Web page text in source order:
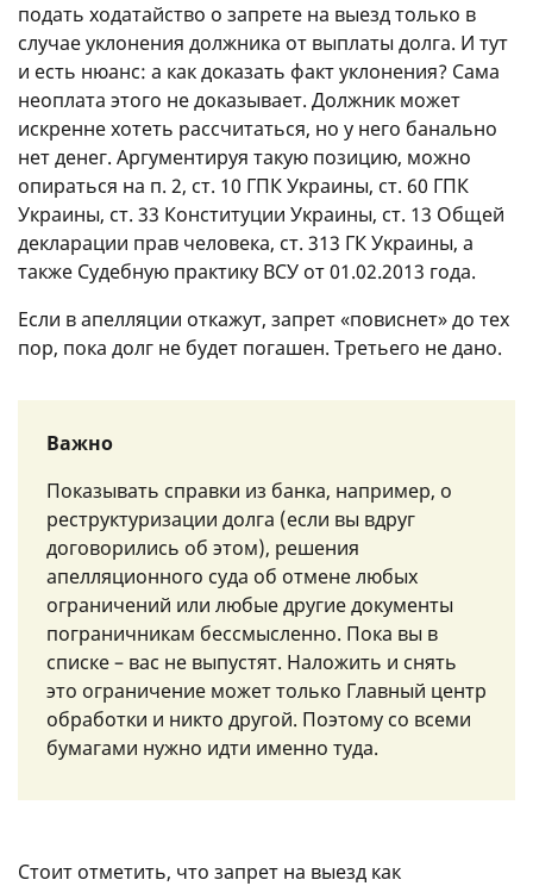
подать ходатайство о запрете на выезд только в
случае уклонения должника от выплаты долга. И тут
и есть нюанс: а как доказать факт уклонения? Сама
неоплата этого не доказывает. Должник может
искренне хотеть рассчитаться, но у него банально
нет денег. Аргументируя такую позицию, можно
опираться на п. 2, ст. 10 ГПК Украины, ст. 60 ГПК
Украины, ст. 33 Конституции Украины, ст. 13 Общей
декларации прав человека, ст. 313 ГК Украины, а
также Судебную практику ВСУ от 01.02.2013 года.
Если в апелляции откажут, запрет «повиснет» до тех
пор, пока долг не будет погашен. Третьего не дано.
Важно
Показывать справки из банка, например, о
реструктуризации долга (если вы вдруг
договорились об этом), решения
апелляционного суда об отмене любых
ограничений или любые другие документы
пограничникам бессмысленно. Пока вы в
списке – вас не выпустят. Наложить и снять
это ограничение может только Главный центр
обработки и никто другой. Поэтому со всеми
бумагами нужно идти именно туда.
Стоит отметить, что запрет на выезд как